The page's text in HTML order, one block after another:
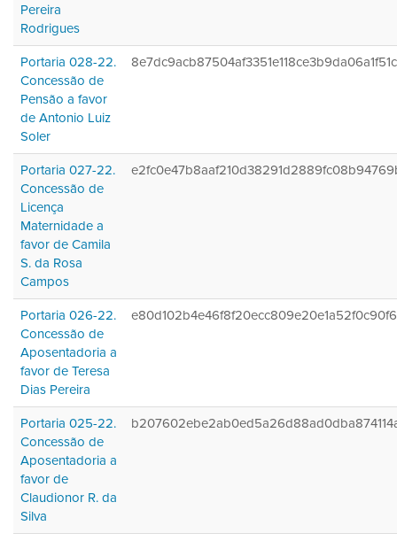
Pereira
Rodrigues
Portaria 028-22.
Concessão de
Pensão a favor
de Antonio Luiz
Soler
Portaria 027-22.
Concessão de
Licença
Maternidade a
favor de Camila
S. da Rosa
Campos
Portaria 026-22.
Concessão de
Aposentadoria a
favor de Teresa
Dias Pereira
Portaria 025-22.
Concessão de
Aposentadoria a
favor de
Claudionor R. da
Silva